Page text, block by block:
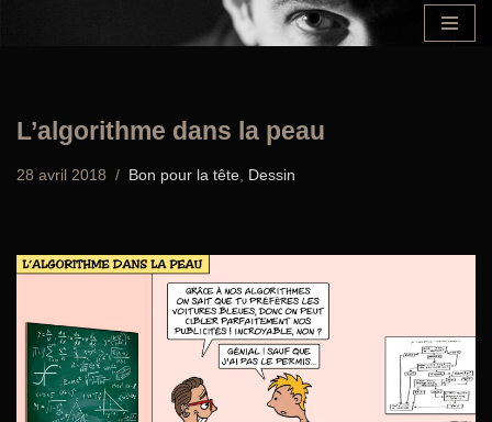
L’algorithme dans la peau
28 avril 2018 Bon pour la tête, Dessin